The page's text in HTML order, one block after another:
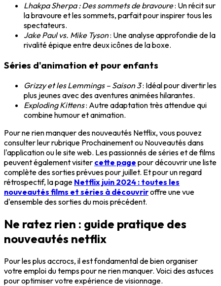
Lhakpa Sherpa : Des sommets de bravoure: Un récit sur
la bravoure et les sommets, parfait pour inspirer tous les
spectateurs.
Jake Paul vs. Mike Tyson: Une analyse approfondie de la
rivalité épique entre deux icônes de la boxe.
Séries d'animation et pour enfants
Grizzy et les Lemmings – Saison 3: Idéal pour divertir les
plus jeunes avec des aventures animées hilarantes.
Exploding Kittens: Autre adaptation très attendue qui
combine humour et animation.
Pourne rien manquerdes nouveautés Netflix, vous pouvez
consulter leur rubrique Prochainement ou Nouveautés dans
l'application ou le site web. Les passionnés de séries et de films
peuvent également visiter cette page pour découvrir une liste
complète des sorties prévues pour juillet. Et pour un regard
rétrospectif, la page Netflix juin 2024 : toutes les
nouveautés films et séries à découvriroffre une vue
d'ensemble des sorties du mois précédent.
Ne ratez rien : guide pratique des
nouveautés netflix
Pour les plus accrocs, il est fondamental de bien organiser
votre emploi du temps pour ne rien manquer. Voici des astuces
pouroptimiser votre expériencede visionnage.